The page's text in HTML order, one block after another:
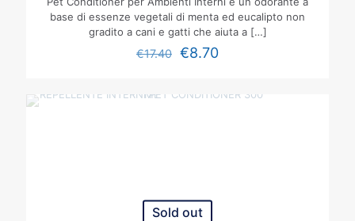
base di essenze vegetali di menta ed eucalipto non
gradito a cani e gatti che aiuta a[…]
€17.40 €8.70
Sold out